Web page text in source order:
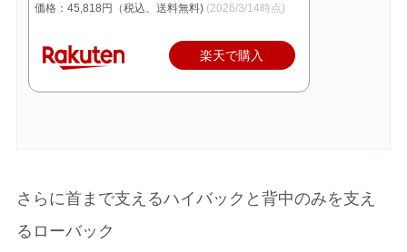
価格：45,818円（税込、送料無料) (2026/3/14時点)
楽天で購入
さらに首まで支えるハイバックと背中のみを支え
るローバック